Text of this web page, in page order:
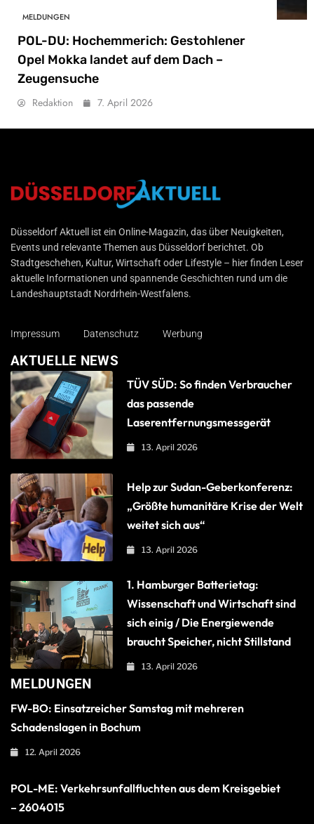
MELDUNGEN
POL-DU: Hochemmerich: Gestohlener
Opel Mokka landet auf dem Dach –
Zeugensuche
Redaktion 7. April 2026
Düsseldorf Aktuell
Düsseldorf Aktuell ist ein Online-Magazin, das über Neuigkeiten,
Events und relevante Themen aus Düsseldorf berichtet. Ob
Stadtgeschehen, Kultur, Wirtschaft oder Lifestyle – hier finden Leser
aktuelle Informationen und spannende Geschichten rund um die
Landeshauptstadt Nordrhein-Westfalens.
Impressum Datenschutz Werbung
AKTUELLE NEWS
TÜV SÜD: So finden Verbraucher
das passende
Laserentfernungsmessgerät
13. April 2026
Help zur Sudan-Geberkonferenz:
„Größte humanitäre Krise der Welt
weitet sich aus“
13. April 2026
1. Hamburger Batterietag:
Wissenschaft und Wirtschaft sind
sich einig / Die Energiewende
braucht Speicher, nicht Stillstand
13. April 2026
MELDUNGEN
FW-BO: Einsatzreicher Samstag mit mehreren
Schadenslagen in Bochum
12. April 2026
POL-ME: Verkehrsunfallfluchten aus dem Kreisgebiet
– 2604015